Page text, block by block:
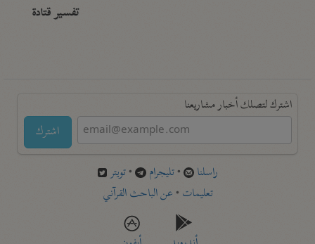
تفسير قتادة
اشترك لتصلك أخبار مشاريعنا
اشترك
راسلنا •تليجرام •تويتر
تعليمات •عن الباحث القرآني